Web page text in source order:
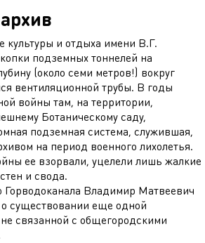
культуры и отдыха имени В.Г.
подземных тоннелей на
(около семи метров!) вокруг
вентиляционной трубы. В годы
войны там, на территории,
Ботаническому саду,
подземная система, служившая,
на период военного лихолетья.
ее взорвали, уцелели лишь жалкие
и свода.
Горводоканала Владимир Матвеевич
существовании еще одной
связанной с общегородскими